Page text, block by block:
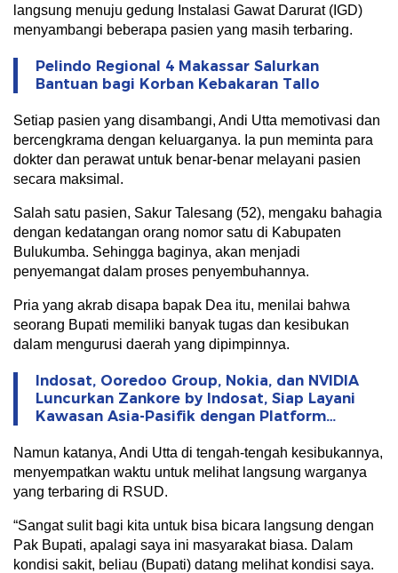
langsung menuju gedung Instalasi Gawat Darurat (IGD)
menyambangi beberapa pasien yang masih terbaring.
Pelindo Regional 4 Makassar Salurkan
Bantuan bagi Korban Kebakaran Tallo
Setiap pasien yang disambangi, Andi Utta memotivasi dan
bercengkrama dengan keluarganya. Ia pun meminta para
dokter dan perawat untuk benar-benar melayani pasien
secara maksimal.
Salah satu pasien, Sakur Talesang (52), mengaku bahagia
dengan kedatangan orang nomor satu di Kabupaten
Bulukumba. Sehingga baginya, akan menjadi
penyemangat dalam proses penyembuhannya.
Pria yang akrab disapa bapak Dea itu, menilai bahwa
seorang Bupati memiliki banyak tugas dan kesibukan
dalam mengurusi daerah yang dipimpinnya.
Indosat, Ooredoo Group, Nokia, dan NVIDIA
Luncurkan Zankore by Indosat, Siap Layani
Kawasan Asia-Pasifik dengan Platform
Namun katanya, Andi Utta di tengah-tengah kesibukannya,
menyempatkan waktu untuk melihat langsung warganya
yang terbaring di RSUD.
“Sangat sulit bagi kita untuk bisa bicara langsung dengan
Pak Bupati, apalagi saya ini masyarakat biasa. Dalam
kondisi sakit, beliau (Bupati) datang melihat kondisi saya.